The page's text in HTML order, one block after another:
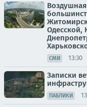
Одесской,
СМИ 13:30
Записки
ПАБЛИКИ